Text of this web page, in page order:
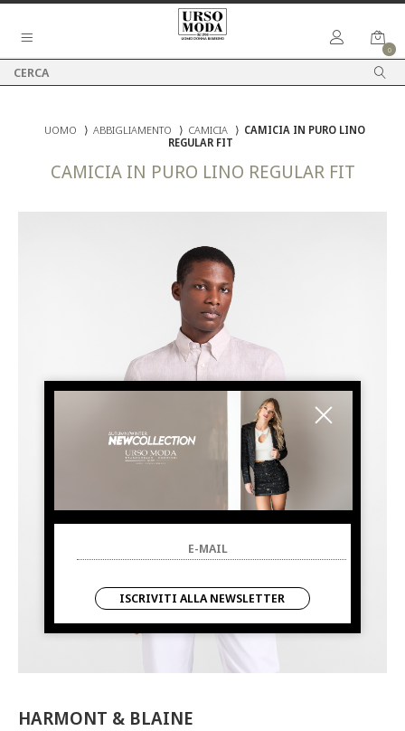
0
UOMO ⟩ ABBIGLIAMENTO ⟩ CAMICIA ⟩ CAMICIA IN PURO LINO
REGULAR FIT
CAMICIA IN PURO LINO REGULAR FIT
HARMONT & BLAINE
ISCRIVITI ALLA NEWSLETTER